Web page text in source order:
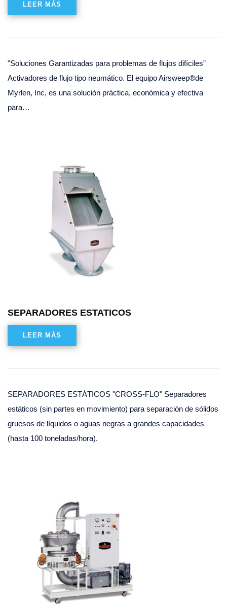
LEER MÁS
"Soluciones Garantizadas para problemas de flujos difíciles”
Activadores de flujo tipo neumático. El equipo Airsweep®de
Myrlen, Inc, es una solución práctica, económica y efectiva
para…
SEPARADORES ESTATICOS
LEER MÁS
SEPARADORES ESTÁTICOS "CROSS-FLO" Separadores
estáticos (sin partes en movimiento) para separación de sólidos
gruesos de líquidos o aguas negras a grandes capacidades
(hasta 100 toneladas/hora).